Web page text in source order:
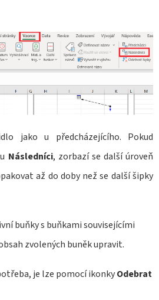
jako u předcházejícího. Pokud
Následníci, zorbazí se další úroveň
až do doby než se další šipky
buňky s buňkami souvisejícími
zvolených buněk upravit.
je lze pomocí ikonkyOdebrat